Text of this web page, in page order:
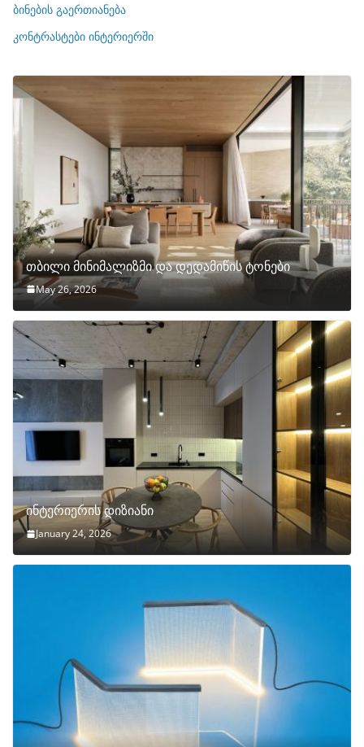
ბ
ი
ბინების გაერთიანება
კონტრასტები ინტერიერში
თბილი მინიმალიზმი და დედამიწის ტონები
May 26, 2026
ინტერიერის დიზიანი
January 24, 2026